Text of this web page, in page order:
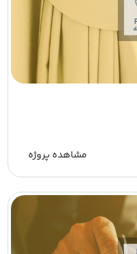
مشاهده پروژه